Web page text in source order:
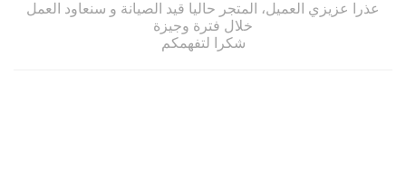
عذرا عزيزي العميل، المتجر حاليا قيد الصيانة و سنعاود العمل
خلال فترة وجيزة
شكرا لتفهمكم